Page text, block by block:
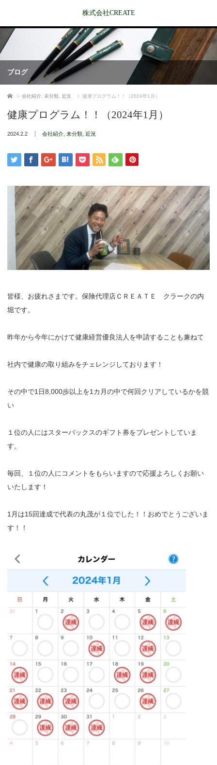
株式会社CREATE
ブログ
ホーム 会社紹介 未分類 近況 健康プログラム！！（2024年1月）
健康プログラム！！（2024年1月）
2024.2.2 会社紹介 未分類 近況
皆様、お疲れさまです。保険代理店ＣＲＥＡＴＥ クラークの内
堀です。
昨年から今年にかけて健康経営優良法人を申請することも兼ねて
社内で健康の取り組みをチェレンジしております！
その中で1日8,000歩以上を1カ月の中で何回クリアしているかを競
い
１位の人にはスターバックスのギフト券をプレゼントしていま
す。
毎回、１位の人にコメントをもらいますので応援よろしくお願い
いたします！
1月は15回達成で代表の丸茂が１位でした！！おめでとうございま
す！！